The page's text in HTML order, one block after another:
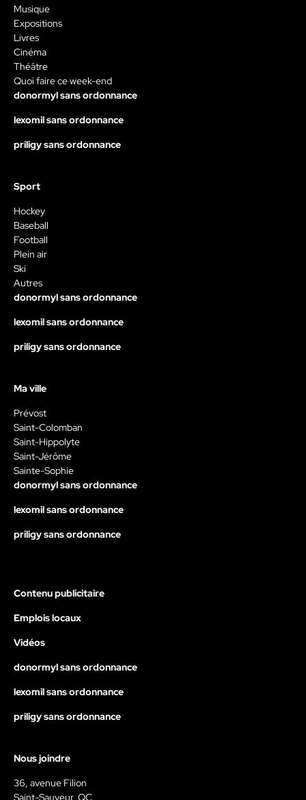
Musique
Expositions
Livres
Cinéma
Théâtre
Quoi faire ce week-end
donormyl sans ordonnance
lexomil sans ordonnance
priligy sans ordonnance
Sport
Hockey
Baseball
Football
Plein air
Ski
Autres
donormyl sans ordonnance
lexomil sans ordonnance
priligy sans ordonnance
Ma ville
Prévost
Saint-Colomban
Saint-Hippolyte
Saint-Jérôme
Sainte-Sophie
donormyl sans ordonnance
lexomil sans ordonnance
priligy sans ordonnance
Contenu publicitaire
Emplois locaux
Vidéos
donormyl sans ordonnance
lexomil sans ordonnance
priligy sans ordonnance
Nous joindre
36, avenue Filion
Saint-Sauveur, QC